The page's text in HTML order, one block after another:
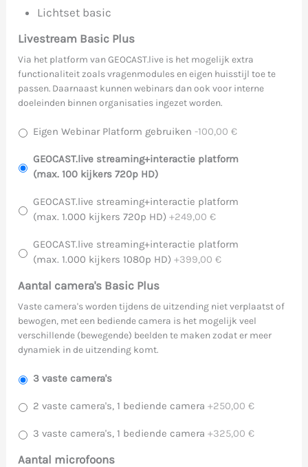
Lichtset basic
Livestream Basic Plus
Via het platform van GEOCAST.live is het mogelijk extra
functionaliteit zoals vragenmodules en eigen huisstijl toe te
passen. Daarnaast kunnen webinars dan ook voor interne
doeleinden binnen organisaties ingezet worden.
Eigen Webinar Platform gebruiken -100,00 €
GEOCAST.live streaming+interactie platform
(max. 100 kijkers 720p HD)
GEOCAST.live streaming+interactie platform
(max. 1.000 kijkers 720p HD) +249,00 €
GEOCAST.live streaming+interactie platform
(max. 1.000 kijkers 1080p HD) +399,00 €
Aantal camera's Basic Plus
Vaste camera's worden tijdens de uitzending niet verplaatst of
bewogen, met een bediende camera is het mogelijk veel
verschillende (bewegende) beelden te maken zodat er meer
dynamiek in de uitzending komt.
3 vaste camera's
2 vaste camera's, 1 bediende camera +250,00 €
3 vaste camera's, 1 bediende camera +325,00 €
Aantal microfoons